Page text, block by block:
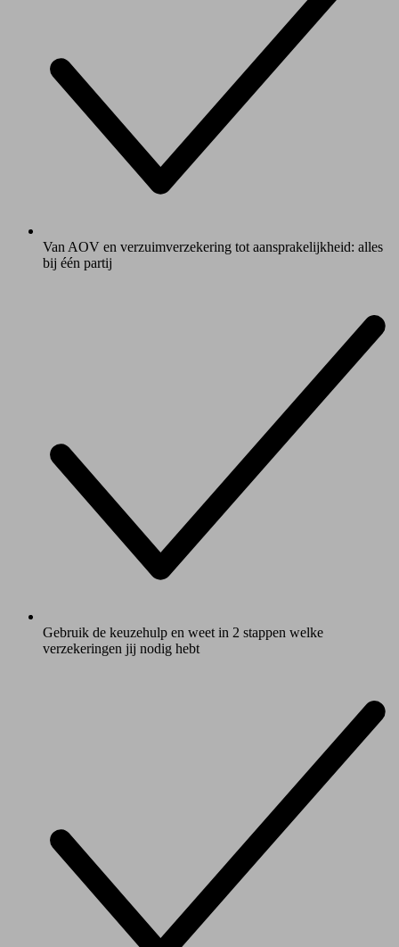
Van AOV en verzuimverzekering tot aansprakelijkheid: alles
bij één partij
Gebruik de keuzehulp en weet in 2 stappen welke
verzekeringen jij nodig hebt